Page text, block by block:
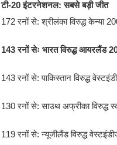
टी-20 इंटरनेशनल: सबसे बड़ी जीत
172 रनों से: श्रीलंका विरुद्ध केन्या
143 रनों सेः भारत विरुद्ध आयरलैंड
143 रनों से: पाकिस्तान विरुद्ध
130 रनों से: साउथ अफ्रीका विरुद्ध
119 रनों से: न्यूजीलैंड विरुद्ध